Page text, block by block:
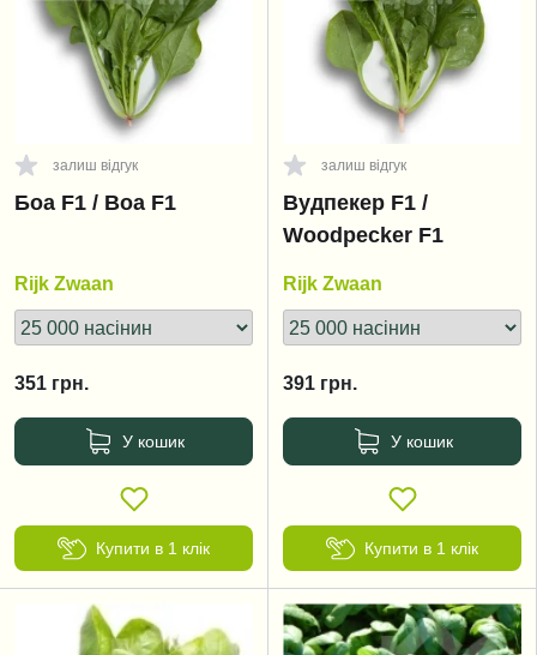
залиш відгук
Боа F1 / Boa F1
Rijk Zwaan
351 грн.
У кошик
Купити в 1 клік
залиш відгук
Вудпекер F1 /
Woodpecker F1
Rijk Zwaan
391 грн.
У кошик
Купити в 1 клік